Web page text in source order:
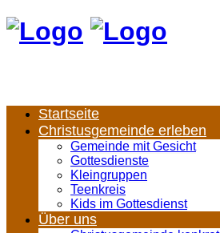
Startseite
Christusgemeinde erleben
Gemeinde mit Gesicht
Gottesdienste
Kleingruppen
Teenkreis
Kids im Gottesdienst
Über uns